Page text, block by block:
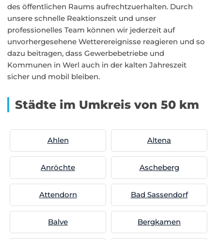
des öffentlichen Raums aufrechtzuerhalten. Durch
unsere schnelle Reaktionszeit und unser
professionelles Team können wir jederzeit auf
unvorhergesehene Wetterereignisse reagieren und so
dazu beitragen, dass Gewerbebetriebe und
Kommunen in Werl auch in der kalten Jahreszeit
sicher und mobil bleiben.
Städte im Umkreis von 50 km
Ahlen Altena
Anröchte Ascheberg
Attendorn Bad Sassendorf
Balve Bergkamen